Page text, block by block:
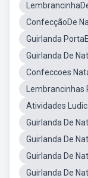
ConfecçãoDe
Guirlanda
Guirlanda De
Confeccoes
Atividades
Guirlanda De
Guirlanda De
Guirlanda De
Guirlanda De